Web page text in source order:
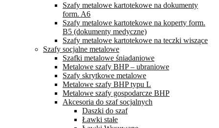
Szafy metalowe kartotekowe na dokumenty
form. A6
Szafy metalowe kartotekowe na koperty form.
B5 (dokumenty medyczne)
Szafy metalowe kartotekowe na teczki wiszące
Szafy socjalne metalowe
Szafki metalowe śniadaniowe
Metalowe szafy BHP – ubraniowe
Szafy skrytkowe metalowe
Metalowe szafy BHP typu L
Metalowe szafy gospodarcze BHP
Akcesoria do szaf socjalnych
Daszki do szaf
Ławki stałe